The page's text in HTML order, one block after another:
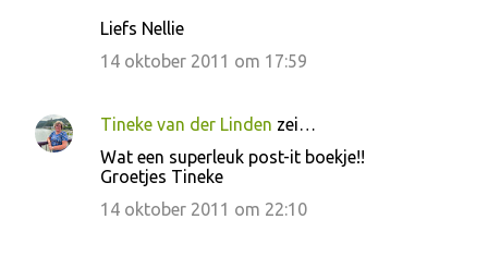
Liefs Nellie
14 oktober 2011 om 17:59
Tineke van der Linden zei…
Wat een superleuk post-it boekje!!
Groetjes Tineke
14 oktober 2011 om 22:10